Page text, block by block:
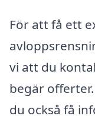
För att få ett
vi att du
begär
du också få